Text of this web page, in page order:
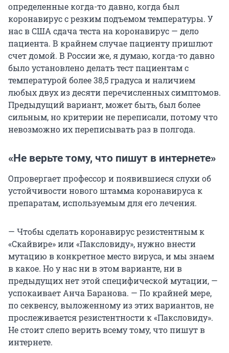
определенные когда-то давно, когда был
коронавирус с резким подъемом температуры. У
нас в США сдача теста на коронавирус — дело
пациента. В крайнем случае пациенту пришлют
счет домой. В России же, я думаю, когда-то давно
было установлено делать тест пациентам с
температурой более 38,5 градуса и наличием
любых двух из десяти перечисленных симптомов.
Предыдущий вариант, может быть, был более
сильным, но критерии не переписали, потому что
невозможно их переписывать раз в полгода.
«Не верьте тому, что пишут в интернете»
Опровергает профессор и появившиеся слухи об
устойчивости нового штамма коронавируса к
препаратам, используемым для его лечения.
— Чтобы сделать коронавирус резистентным к
«Скайвире» или «Паксловиду», нужно внести
мутацию в конкретное место вируса, и мы знаем
в какое. Но у нас ни в этом варианте, ни в
предыдущих нет этой специфической мутации, —
успокаивает Анча Баранова. — По крайней мере,
по секвенсу, выложенному из этих вариантов, не
прослеживается резистентности к «Паксловиду».
Не стоит слепо верить всему тому, что пишут в
интернете.